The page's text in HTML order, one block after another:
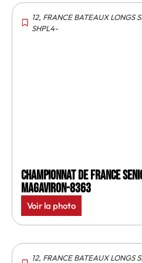
12, FRANCE BATEAUX LONGS
SHPL4-
Championnat de France
MagAviron-8363
Voir la photo
12, FRANCE BATEAUX LONGS